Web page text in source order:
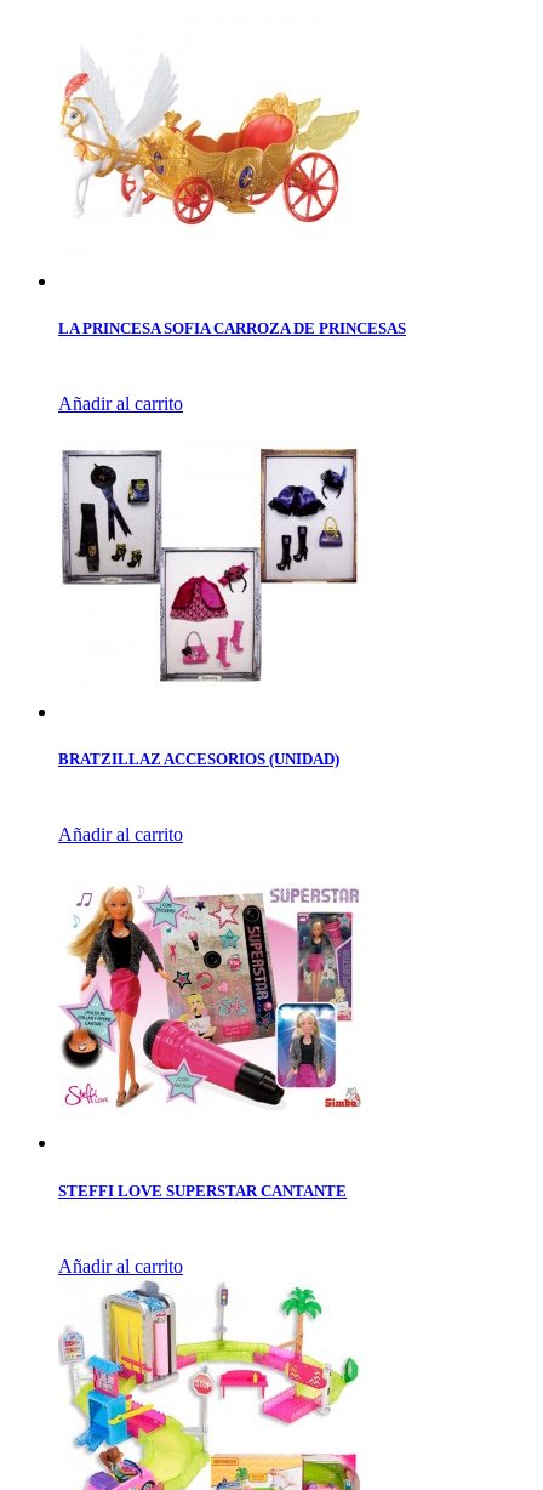
LA PRINCESA SOFIA CARROZA DE PRINCESAS
Añadir al carrito
BRATZILLAZ ACCESORIOS (UNIDAD)
Añadir al carrito
STEFFI LOVE SUPERSTAR CANTANTE
Añadir al carrito